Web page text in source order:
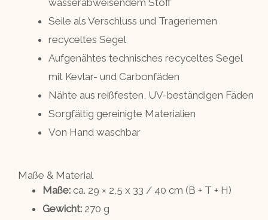
wasserabweisendem Stoff
Seile als Verschluss und Trageriemen
recyceltes Segel
Aufgenähtes technisches recyceltes Segel
mit Kevlar- und Carbonfäden
Nähte aus reißfesten, UV-beständigen Fäden
Sorgfältig gereinigte Materialien
Von Hand waschbar
Maße & Material
Maße: ca. 29 × 2,5 x 33 / 40 cm (B + T + H)
Gewicht: 270 g